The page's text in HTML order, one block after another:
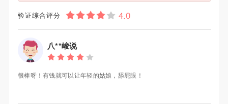
验证综合评分
八**峻说
很棒呀！有钱就可以让年轻的姑娘，舔屁眼！